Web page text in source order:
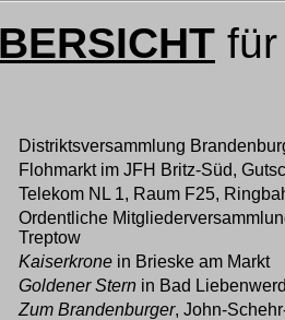
Distriktsversammlung
Flohmarkt im JFH Britz-Süd,
Telekom NL 1, Raum F25,
Ordentliche
Treptow
Kaiserkrone in Brieske am Markt
Goldener Stern in Bad
Zum Brandenburger, John-